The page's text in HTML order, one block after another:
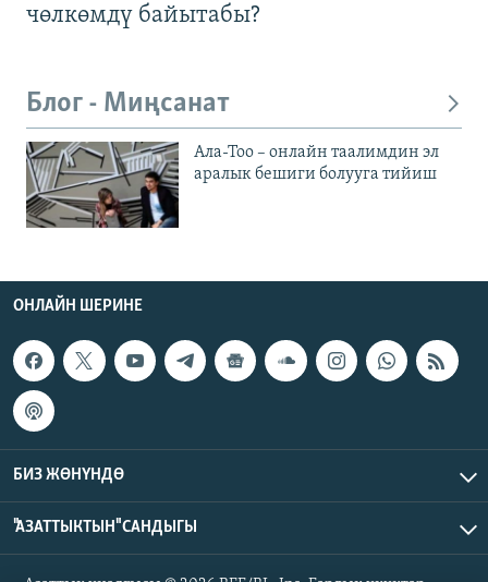
чөлкөмдү байытабы?
Блог - Миңсанат
Ала-Тоо – онлайн таалимдин эл
аралык бешиги болууга тийиш
ОНЛАЙН ШЕРИНЕ
БИЗ ЖӨНҮНДӨ
"АЗАТТЫКТЫН" САНДЫГЫ